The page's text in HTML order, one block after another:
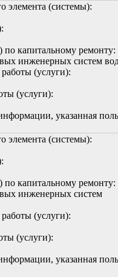
элемента (системы):
по капитальному ремонту:
инженерных систем
(услуги):
(услуги):
указанная
элемента (системы):
по капитальному ремонту:
инженерных систем
(услуги):
(услуги):
указанная